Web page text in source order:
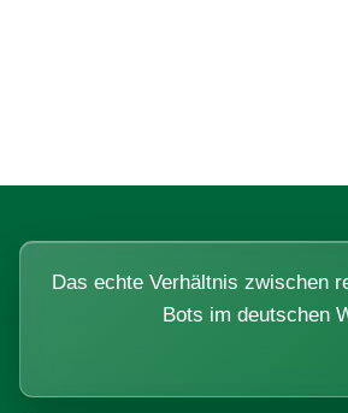
Das echte Verhältnis zwischen
Bots im deutschen